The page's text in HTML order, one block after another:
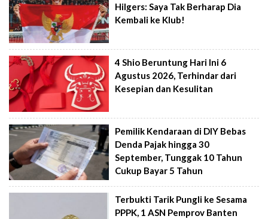
Hilgers: Saya Tak Berharap Dia
Kembali ke Klub!
4 Shio Beruntung Hari Ini 6
Agustus 2026, Terhindar dari
Kesepian dan Kesulitan
Pemilik Kendaraan di DIY Bebas
Denda Pajak hingga 30
September, Tunggak 10 Tahun
Cukup Bayar 5 Tahun
Terbukti Tarik Pungli ke Sesama
PPPK, 1 ASN Pemprov Banten